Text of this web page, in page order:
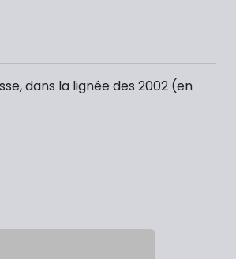
dans la lignée des 2002 (en